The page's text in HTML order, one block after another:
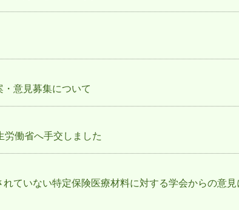
意見募集について
労働省へ手交しました
ていない特定保険医療材料に対する学会からの意見